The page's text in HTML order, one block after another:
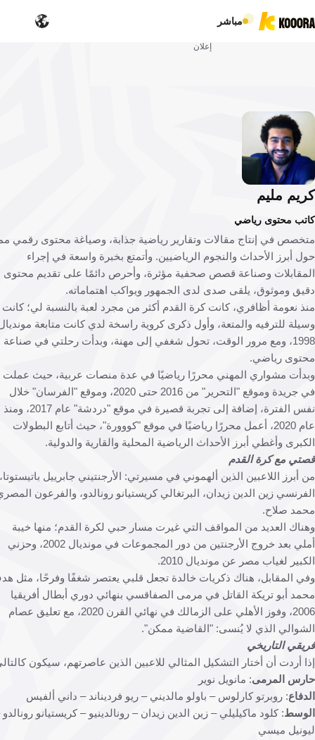
مباشر
إعلان
مليم
محتوى رياضي
في إنتاج مقالات وتقارير رياضية جذابة، وصياغة محتوى رقمي مميز
أبرز الأحداث والنجوم الرياضيين. وأتمتع بخبرة واسعة في إجراء
وصناعة قصص صحفية مؤثرة، وأحرص دائمًا على تقديم محتوى
وموثوق، يلقى صدى لدى الجمهور ويواكب اهتماماته.
نعومة أظافري، كانت كرة القدم أكثر من مجرد لعبة بالنسبة لي؛ كانت
للترفيه والمتعة، وأول ذكرى كروية راسخة لدي كانت متابعة مونديال
1998، ومع مرور الوقت، تحول شغفي إلى مهنة، وبدأت رحلتي في صناعة
رياضي.
مشواري المهني محررًا رياضيًا في عدة منصات عربية، حيث عملت
في جريدة وموقع "التحرير" من 2016 حتى 2020، وموقع "الفرسان" خلال
نفس الفترة، إضافة إلى تجربة قصيرة في موقع "دردشة" عام 2017، ومنذ
عام 2020، أعمل محررًا رياضيًا في موقع "كووورة"، حيث أتابع البطولات
وأغطي أبرز الأحداث الرياضية المحلية والقارية والدولية.
مع كرة القدم
اللاعبين الذين ألهموني في مسيرتي: الأرجنتيني جابرييل باتيستوتا،
زين الدين زيدان، البرتغالي كريستيانو رونالدو، والفرعون المصري
صلاح.
العديد من المواقف التي غيرت مسار حبي لكرة القدم؛ منها خيبة
أملي بعد خروج الأرجنتين من دور المجموعات في مونديال 2002، وحزني
لغياب مصر عن مونديال 2010.
المقابل، هناك ذكريات خالدة تجعل قلبي يعتصر شغفًا وفرحًا، مثل هدف
أبو تريكة القاتل في مرمى الصفاقسي بنهائي دوري أبطال أفريقيا
2006، وفوز الأهلي على الزمالك في نهائي القرن 2020، مع تعليق عصام
الذي لا يُنسى: "القاضية ممكن".
التاريخي
أردت أن أختار التشكيل المثالي للاعبين الذين عاصرتهم، سيكون كالتالي:
المرمى: مانويل نوير
: روبرتو كارلوس – باولو مالديني – ريو فرديناند – داني ألفيس
: كلود ماكيليلي – زين الدين زيدان – رونالدينيو – كريستيانو رونالدو –
ميسي